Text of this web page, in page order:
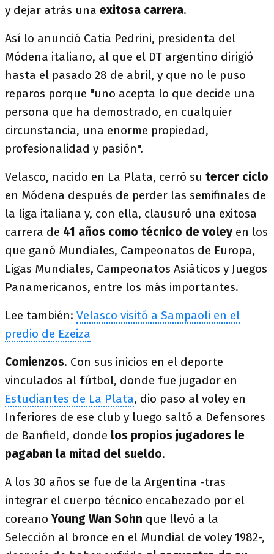
y dejar atrás una exitosa carrera.
Así lo anunció Catia Pedrini, presidenta del
Módena italiano, al que el DT argentino dirigió
hasta el pasado 28 de abril, y que no le puso
reparos porque "uno acepta lo que decide una
persona que ha demostrado, en cualquier
circunstancia, una enorme propiedad,
profesionalidad y pasión".
Velasco, nacido en La Plata, cerró su tercer ciclo
en Módena después de perder las semifinales de
la liga italiana y, con ella, clausuró una exitosa
carrera de 41 años como técnico de voley en los
que ganó Mundiales, Campeonatos de Europa,
Ligas Mundiales, Campeonatos Asiáticos y Juegos
Panamericanos, entre los más importantes.
Lee también: Velasco visitó a Sampaoli en el
predio de Ezeiza
Comienzos. Con sus inicios en el deporte
vinculados al fútbol, donde fue jugador en
Estudiantes de La Plata, dio paso al voley en
Inferiores de ese club y luego saltó a Defensores
de Banfield, donde los propios jugadores le
pagaban la mitad del sueldo.
A los 30 años se fue de la Argentina -tras
integrar el cuerpo técnico encabezado por el
coreano Young Wan Sohn que llevó a la
Selección al bronce en el Mundial de voley 1982-,